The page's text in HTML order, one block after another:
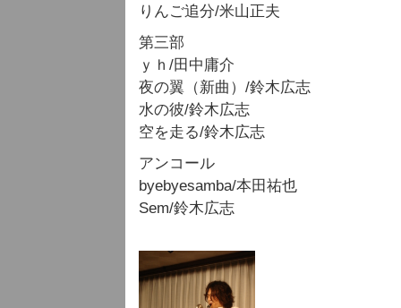
りんご追分/米山正夫
第三部
ｙｈ/田中庸介
夜の翼（新曲）/鈴木広志
水の彼/鈴木広志
空を走る/鈴木広志
アンコール
byebyesamba/本田祐也
Sem/鈴木広志